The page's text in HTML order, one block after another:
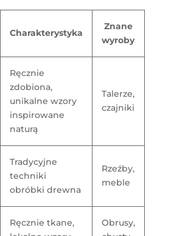
Charakterystyka
Znane
wyroby
Ręcznie
zdobiona,
unikalne wzory
inspirowane
naturą
Talerze,
czajniki
Tradycyjne
techniki
obróbki drewna
Rzeźby,
meble
Ręcznie tkane,
Obrusy,